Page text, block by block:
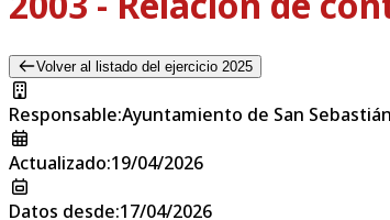
Volver al listado del ejercicio 2025
Responsable:Ayuntamiento de San
Actualizado:19/04/2026
Datos desde:17/04/2026